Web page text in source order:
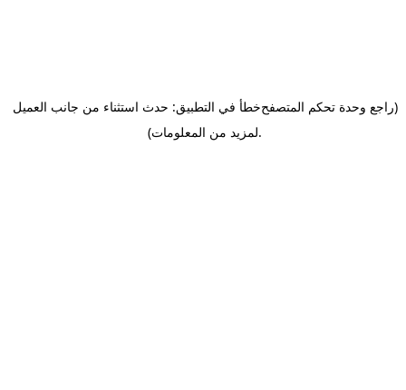
خطأ في التطبيق: حدث استثناء من جانب العميل(راجع وحدة تحكم المتصفح
لمزيد من المعلومات).